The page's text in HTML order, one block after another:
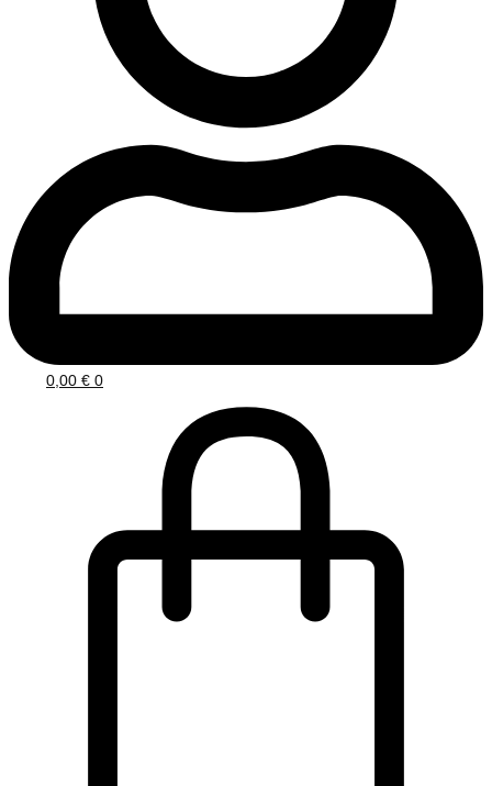
0,00 € 0